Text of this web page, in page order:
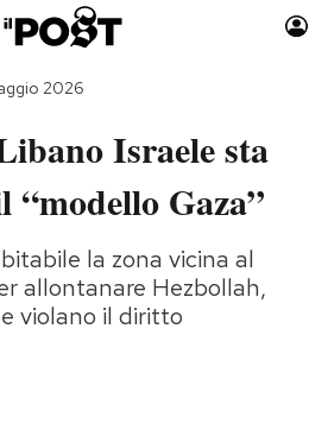
Auto
Moda
Consumismi
Storie/Idee
2026
Israele sta
“modello Gaza”
la zona vicina al
allontanare Hezbollah,
violano il diritto